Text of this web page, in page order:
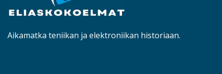
Aikamatka teniikan ja elektroniikan historiaan.